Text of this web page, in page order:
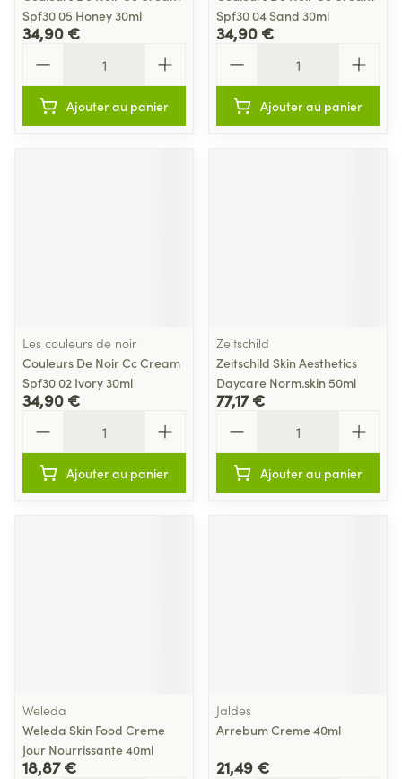
Spf30 05 Honey 30ml
34,90 €
Ajouter au panier
Spf30 04 Sand 30ml
34,90 €
Ajouter au panier
Les couleurs de noir
Couleurs De Noir Cc Cream
Spf30 02 Ivory 30ml
34,90 €
Ajouter au panier
Zeitschild
Zeitschild Skin Aesthetics
Daycare Norm.skin 50ml
77,17 €
Ajouter au panier
Weleda
Weleda Skin Food Creme
Jour Nourrissante 40ml
18,87 €
Jaldes
Arrebum Creme 40ml
21,49 €